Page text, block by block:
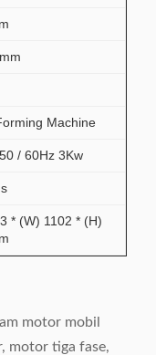
Machine
/ 60Hz 3Kw
* (W) 1102 * (H)
motor mobil
motor tiga fase,